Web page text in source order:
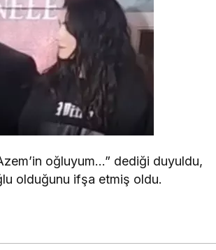
oğluyum…” dediği duyuldu,
olduğunu ifşa etmiş oldu.